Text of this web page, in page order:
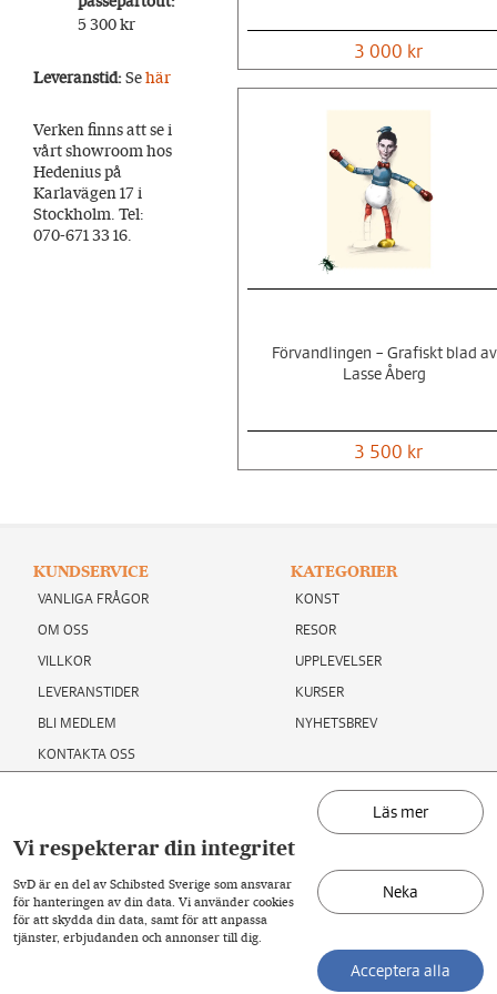
5 300 kr
Leveranstid: Sehär
Verken finns att se i
vårt showroom hos
Hedenius på
Karlavägen 17 i
Stockholm. Tel:
070-671 33 16.
3 000 kr
Förvandlingen – Grafiskt blad av
Lasse Åberg
3 500 kr
KUNDSERVICE
VANLIGA FRÅGOR
OM OSS
VILLKOR
LEVERANSTIDER
BLI MEDLEM
KONTAKTA OSS
KATEGORIER
KONST
RESOR
UPPLEVELSER
KURSER
NYHETSBREV
ÅNGRA DITT KÖP
Handelsbolaget Svenska Dagbladets Aktiebolag & CO, Organisationsnummer
Vi respekterar din integritet
SvD är en del av Schibsted Sverige som ansvarar
för hanteringen av din data. Vi använder cookies
för att skydda din data, samt för att anpassa
tjänster, erbjudanden och annonser till dig.
Läs mer
Neka
Acceptera alla